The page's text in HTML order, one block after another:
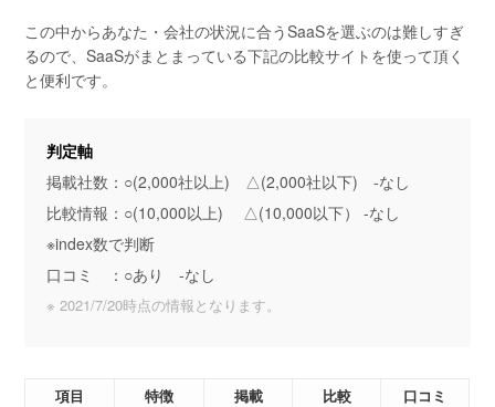
この中からあなた・会社の状況に合うSaaSを選ぶのは難しすぎ
るので、SaaSがまとまっている下記の比較サイトを使って頂く
と便利です。
判定軸
掲載社数：○(2,000社以上) △(2,000社以下) -なし
比較情報：○(10,000以上) △(10,000以下） -なし
※index数で判断
口コミ ：○あり -なし
※ 2021/7/20時点の情報となります。
項目 特徴 掲載 比較 口コミ